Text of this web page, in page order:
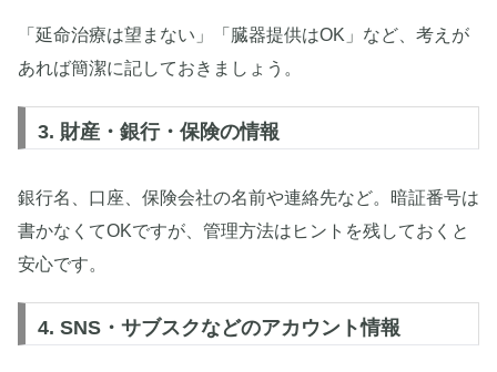
「延命治療は望まない」「臓器提供はOK」など、考えが
あれば簡潔に記しておきましょう。
3. 財産・銀行・保険の情報
銀行名、口座、保険会社の名前や連絡先など。暗証番号は
書かなくてOKですが、管理方法はヒントを残しておくと
安心です。
4. SNS・サブスクなどのアカウント情報